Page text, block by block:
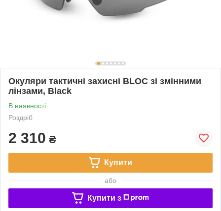
Окуляри тактичні захисні BLOC зі змінними
лінзами, Black
В наявності
Роздріб
2 310 ₴
Купити
або
Купити з